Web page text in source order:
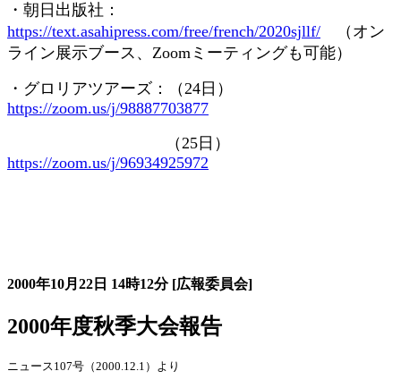
・朝日出版社：
https://text.asahipress.com/free/french/2020sjllf/ （オン
ライン展示ブース、 Zoom ミーティングも可能）
・グロリアツアーズ：（24 日）
https://zoom.us/j/98887703877
（25 日）
https://zoom.us/j/96934925972
2000年10月22日 14時12分 [広報委員会]
2000年度秋季大会報告
ニュース107号（2000.12.1）より